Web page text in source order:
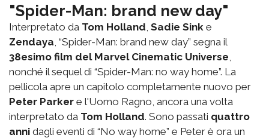
"Spider-Man: brand new day"
Interpretato da Tom Holland Sadie Sink e
Zendaya , “Spider-Man: brand new day” segna il
38esimo film del Marvel Cinematic Universe
nonché il sequel di “Spider-Man: no way home”. La
pellicola apre un capitolo completamente nuovo per
Peter Parker e l'Uomo Ragno, ancora una volta
interpretato da Tom Holland. Sono passati quattro
anni dagli eventi di “No way home” e Peter è ora un